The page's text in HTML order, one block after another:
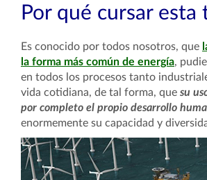
Por qué cursar esta
Es conocido por todos nosotros, que
la forma más común de energía,
en todos los procesos tanto
vida cotidiana, de tal forma, que su
por completo el propio desarrollo
enormemente su capacidad y